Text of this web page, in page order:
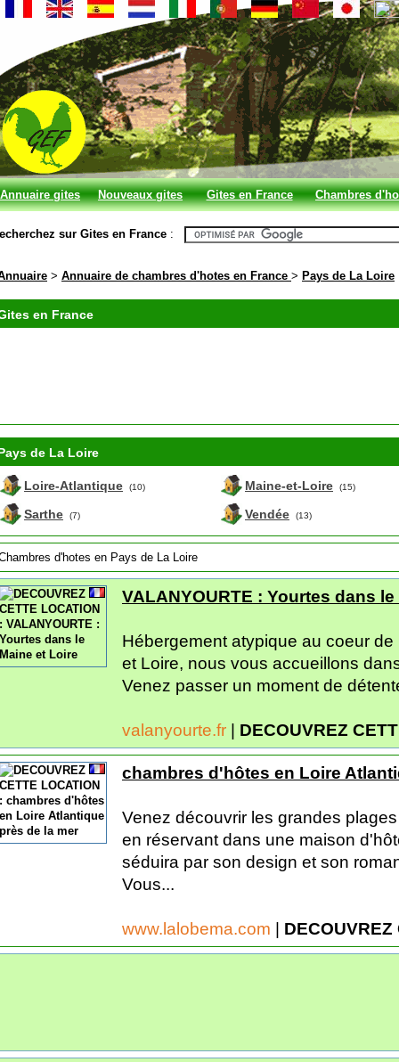
Annuaire gites Nouveaux gites
et chambres
Gites en France Chambres
en France
sur Gites en France :
> Annuaire de chambres d'hotes en France > Pays de La Loire
en France
de La Loire
Loire-Atlantique (10)
Sarthe (7)
Maine-et-Loire (15)
Vendée (13)
d'hotes en Pays de La Loire
VALANYOURTE : Yourtes dans
Hébergement atypique au coeur
et Loire, nous vous accueillons
Venez passer un moment de
valanyourte.fr | DECOUVREZ
chambres d'hôtes en Loire
Venez découvrir les grandes
en réservant dans une maison
séduira par son design et son
Vous...
www.lalobema.com |